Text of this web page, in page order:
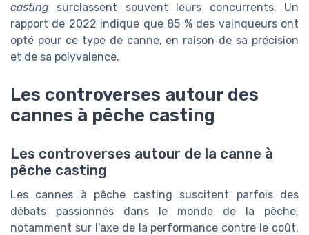
casting surclassent souvent leurs concurrents. Un
rapport de 2022 indique que 85 % des vainqueurs ont
opté pour ce type de canne, en raison de sa précision
et de sa polyvalence.
Les controverses autour des
cannes à pêche casting
Les controverses autour de la canne à
pêche casting
Les cannes à pêche casting suscitent parfois des
débats passionnés dans le monde de la pêche,
notamment sur l'axe de la performance contre le coût.